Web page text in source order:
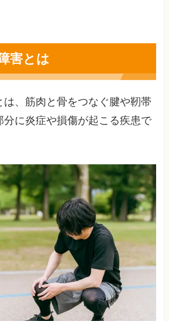
害とは
は、筋肉と骨をつなぐ腱や靭帯
分に炎症や損傷が起こる疾患で